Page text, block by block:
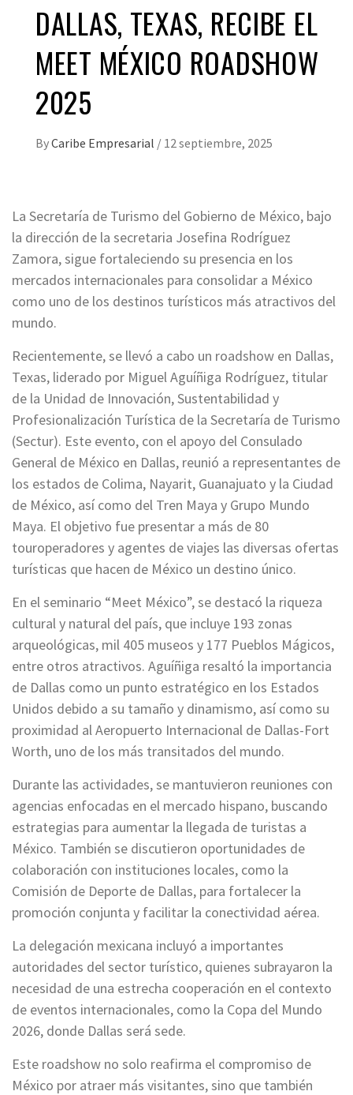
DALLAS, TEXAS, RECIBE EL
MEET MÉXICO ROADSHOW
2025
ByCaribe Empresarial / 12 septiembre, 2025
La Secretaría de Turismo del Gobierno de México, bajo
la dirección de la secretaria Josefina Rodríguez
Zamora, sigue fortaleciendo su presencia en los
mercados internacionales para consolidar a México
como uno de los destinos turísticos más atractivos del
mundo.
Recientemente, se llevó a cabo un roadshow en Dallas,
Texas, liderado por Miguel Aguíñiga Rodríguez, titular
de la Unidad de Innovación, Sustentabilidad y
Profesionalización Turística de la Secretaría de Turismo
(Sectur). Este evento, con el apoyo del Consulado
General de México en Dallas, reunió a representantes de
los estados de Colima, Nayarit, Guanajuato y la Ciudad
de México, así como del Tren Maya y Grupo Mundo
Maya. El objetivo fue presentar a más de 80
touroperadores y agentes de viajes las diversas ofertas
turísticas que hacen de México un destino único.
En el seminario “Meet México”, se destacó la riqueza
cultural y natural del país, que incluye 193 zonas
arqueológicas, mil 405 museos y 177 Pueblos Mágicos,
entre otros atractivos. Aguíñiga resaltó la importancia
de Dallas como un punto estratégico en los Estados
Unidos debido a su tamaño y dinamismo, así como su
proximidad al Aeropuerto Internacional de Dallas-Fort
Worth, uno de los más transitados del mundo.
Durante las actividades, se mantuvieron reuniones con
agencias enfocadas en el mercado hispano, buscando
estrategias para aumentar la llegada de turistas a
México. También se discutieron oportunidades de
colaboración con instituciones locales, como la
Comisión de Deporte de Dallas, para fortalecer la
promoción conjunta y facilitar la conectividad aérea.
La delegación mexicana incluyó a importantes
autoridades del sector turístico, quienes subrayaron la
necesidad de una estrecha cooperación en el contexto
de eventos internacionales, como la Copa del Mundo
2026, donde Dallas será sede.
Este roadshow no solo reafirma el compromiso de
México por atraer más visitantes, sino que también